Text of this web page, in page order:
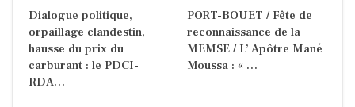
Dialogue politique,
orpaillage clandestin,
hausse du prix du
carburant : le PDCI-
RDA…
PORT-BOUET / Fête de
reconnaissance de la
MEMSE / L’ Apôtre Mané
Moussa : « …